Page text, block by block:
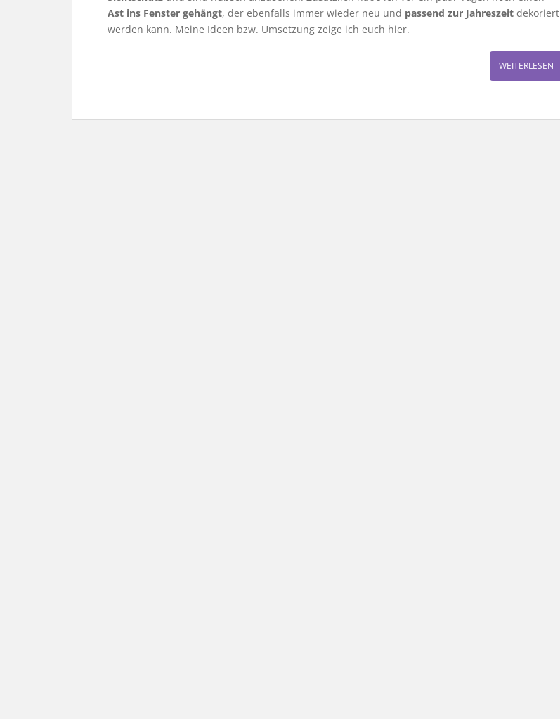
Ast ins Fenster gehängt, der ebenfalls immer wieder neu und passend zur Jahreszeit dekoriert
werden kann. Meine Ideen bzw. Umsetzung zeige ich euch hier.
WEITERLESEN